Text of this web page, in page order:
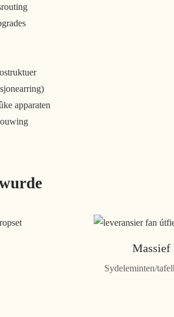
apparaten
Massief
Sydeleminten/